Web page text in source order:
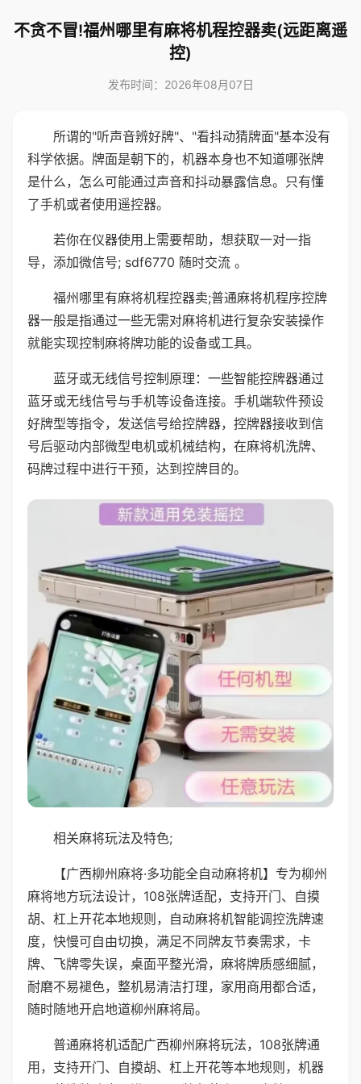
不贪不冒!福州哪里有麻将机程控器卖(远距离遥
控)
发布时间：2026年08月07日
所谓的"听声音辨好牌"、"看抖动猜牌面"基本没有
科学依据。牌面是朝下的，机器本身也不知道哪张牌
是什么，怎么可能通过声音和抖动暴露信息。只有懂
了手机或者使用遥控器。
若你在仪器使用上需要帮助，想获取一对一指
导，添加微信号; sdf6770 随时交流 。
福州哪里有麻将机程控器卖;普通麻将机程序控牌
器一般是指通过一些无需对麻将机进行复杂安装操作
就能实现控制麻将牌功能的设备或工具。
蓝牙或无线信号控制原理：一些智能控牌器通过
蓝牙或无线信号与手机等设备连接。手机端软件预设
好牌型等指令，发送信号给控牌器，控牌器接收到信
号后驱动内部微型电机或机械结构，在麻将机洗牌、
码牌过程中进行干预，达到控牌目的。
相关麻将玩法及特色;
【广西柳州麻将·多功能全自动麻将机】专为柳州
麻将地方玩法设计，108张牌适配，支持开门、自摸
胡、杠上开花本地规则，自动麻将机智能调控洗牌速
度，快慢可自由切换，满足不同牌友节奏需求，卡
牌、飞牌零失误，桌面平整光滑，麻将牌质感细腻，
耐磨不易褪色，整机易清洁打理，家用商用都合适，
随时随地开启地道柳州麻将局。
普通麻将机适配广西柳州麻将玩法，108张牌通
用，支持开门、自摸胡、杠上开花等本地规则，机器